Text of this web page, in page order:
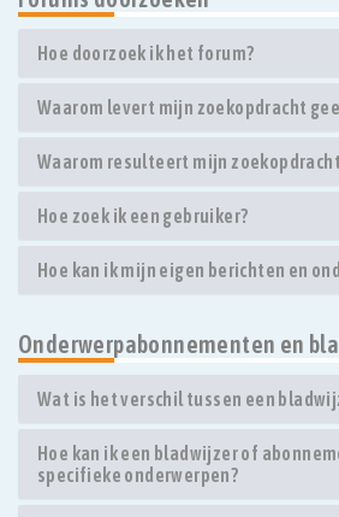
Hoe doorzoek ik het forum?
Waarom levert mijn zoekopdracht
Waarom resulteert mijn
Hoe zoek ik een gebruiker?
Hoe kan ik mijn eigen berichten en
Onderwerpabonnementen en
Wat is het verschil tussen een
Hoe kan ik een bladwijzer of
specifieke onderwerpen?